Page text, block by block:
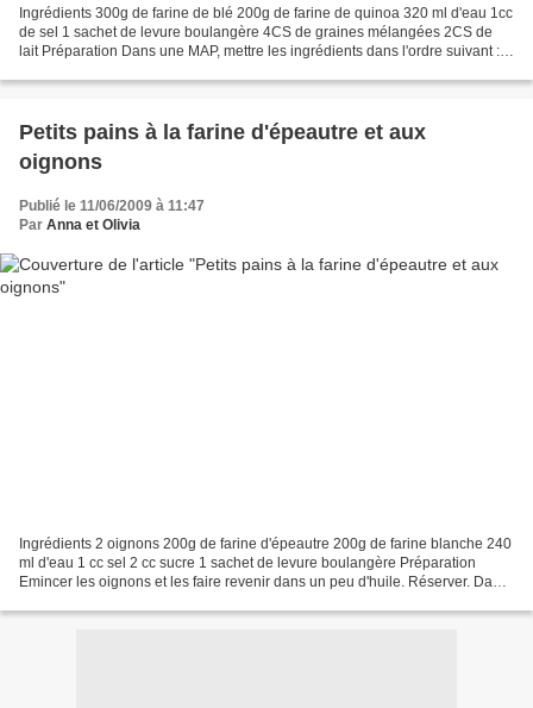
Ingrédients 300g de farine de blé 200g de farine de quinoa 320 ml d'eau 1cc
de sel 1 sachet de levure boulangère 4CS de graines mélangées 2CS de
lait Préparation Dans une MAP, mettre les ingrédients dans l'ordre suivant :
Petits pains à la farine d'épeautre et aux
oignons
Publié le 11/06/2009 à 11:47
Par Anna et Olivia
Ingrédients 2 oignons 200g de farine d'épeautre 200g de farine blanche 240
ml d'eau 1 cc sel 2 cc sucre 1 sachet de levure boulangère Préparation
Emincer les oignons et les faire revenir dans un peu d'huile. Réserver. Dans